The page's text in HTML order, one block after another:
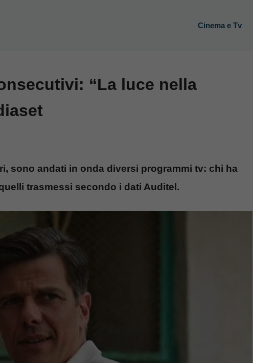
Cinema e Tv
“La luce nella
sono andati in onda diversi programmi tv: chi ha
trasmessi secondo i dati Auditel.